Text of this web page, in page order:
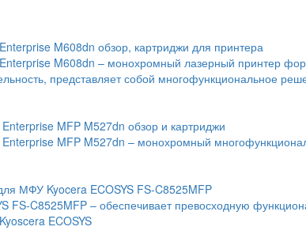
M608dn обзор, картриджи для принтера
M608dn – монохромный лазерный принтер
представляет собой многофункциональное
MFP M527dn обзор и картриджи
Enterprise MFP M527dn – монохромный
МФУ Kyocera ECOSYS FS-C8525MFP
FS-C8525MFP – обеспечивает превосходную
ECOSYS